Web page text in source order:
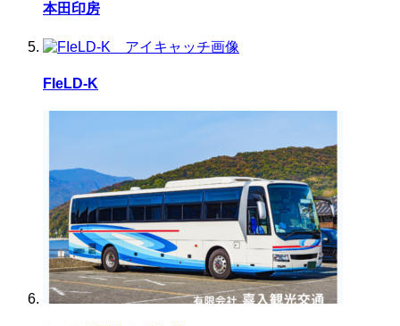
本田印房
FIeLD-K